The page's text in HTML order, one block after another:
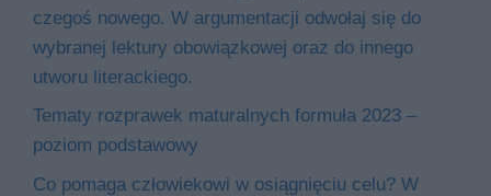
czegoś nowego. W argumentacji odwołaj się do
wybranej lektury obowiązkowej oraz do innego
utworu literackiego.
Tematy rozprawek maturalnych formuła 2023 –
poziom podstawowy
Co pomaga człowiekowi w osiągnięciu celu? W